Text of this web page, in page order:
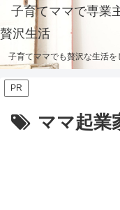
子育てママで専業
贅沢生活
子育てママでも贅沢な生活
PR
ママ起業